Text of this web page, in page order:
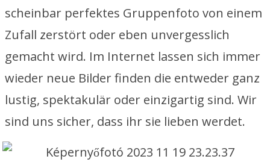
scheinbar perfektes Gruppenfoto von einem
Zufall zerstört oder eben unvergesslich
gemacht wird. Im Internet lassen sich immer
wieder neue Bilder finden die entweder ganz
lustig, spektakulär oder einzigartig sind. Wir
sind uns sicher, dass ihr sie lieben werdet.